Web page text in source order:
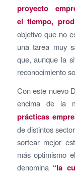
proyecto
el tiempo,
objetivo que no
una tarea muy
que, aunque la
reconocimiento
Con este nuevo
encima de la
prácticas
de distintos
sortear mejor
más optimismo
denomina “la